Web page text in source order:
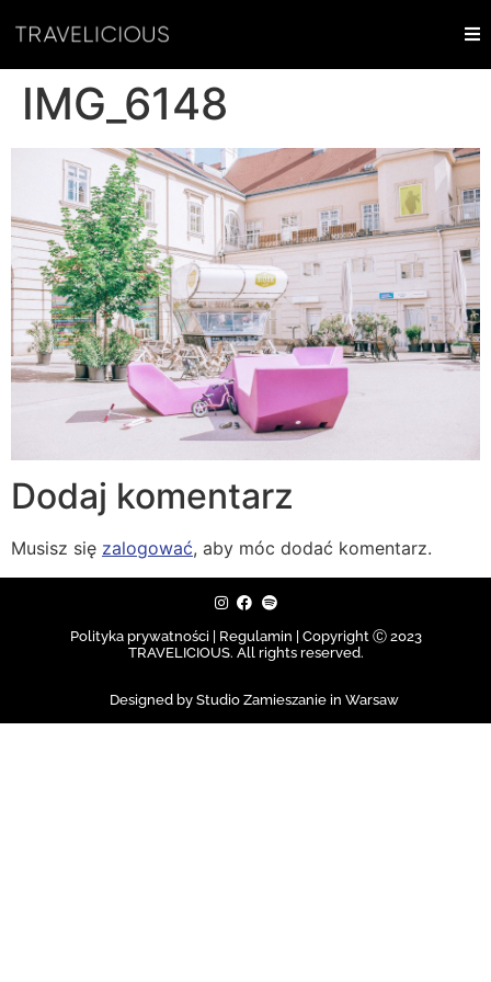
IMG_6148
Dodaj komentarz
Musisz się zalogować, aby móc dodać komentarz.
Polityka prywatności | Regulamin |
Copyright Ⓒ 2023
TRAVELICIOUS. All rights reserved.
Designed by Studio Zamieszanie in Warsaw